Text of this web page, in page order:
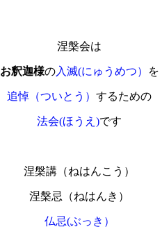
涅槃会は
お釈迦様の入滅(にゅうめつ） を
追悼（ついとう）するための
法会(ほうえ)です
涅槃講（ねはんこう）
涅槃忌（ねはんき）
仏忌(ぶっき）